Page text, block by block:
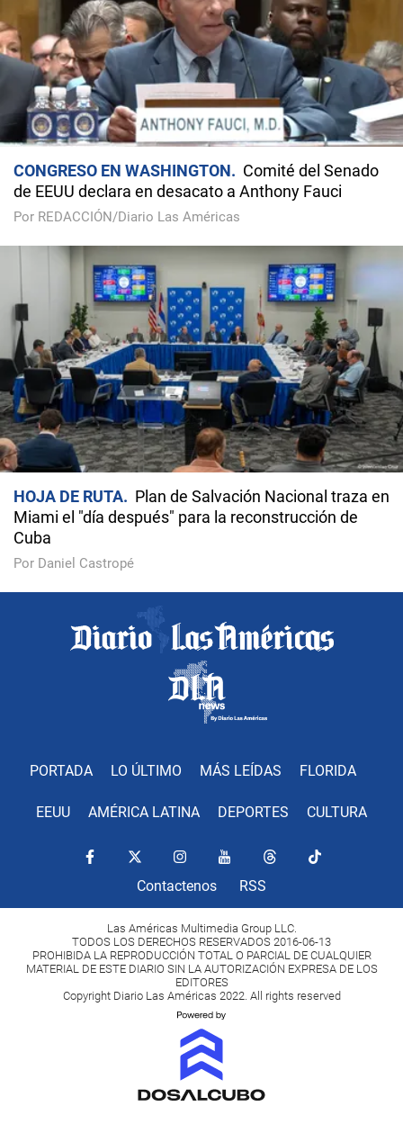
CONGRESO EN WASHINGTON
Comité del Senado
de EEUU declara en desacato a Anthony Fauci
Por REDACCIÓN/Diario Las Américas
HOJA DE RUTA
Plan de Salvación Nacional traza en
Miami el "día después" para la reconstrucción de
Cuba
Por Daniel Castropé
PORTADA LO ÚLTIMO MÁS LEÍDAS FLORIDA
EEUU AMÉRICA LATINA DEPORTES CULTURA
Contactenos RSS
Las Américas Multimedia Group LLC.
TODOS LOS DERECHOS RESERVADOS 2016-06-13
PROHIBIDA LA REPRODUCCIÓN TOTAL O PARCIAL DE CUALQUIER
MATERIAL DE ESTE DIARIO SIN LA AUTORIZACIÓN EXPRESA DE LOS
EDITORES
Copyright Diario Las Américas 2022. All rights reserved